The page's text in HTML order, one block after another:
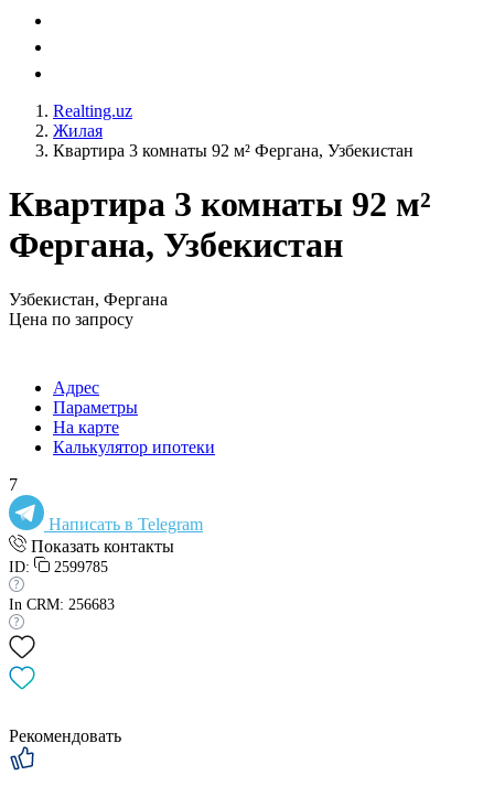
Realting.uz
Жилая
Квартира 3 комнаты 92 м² Фергана, Узбекистан
Квартира 3 комнаты 92 м²
Фергана, Узбекистан
Узбекистан, Фергана
Цена по запросу
Адрес
Параметры
На карте
Калькулятор ипотеки
7
Написать в Telegram
Показать контакты
ID: 2599785
In CRM: 256683
Рекомендовать